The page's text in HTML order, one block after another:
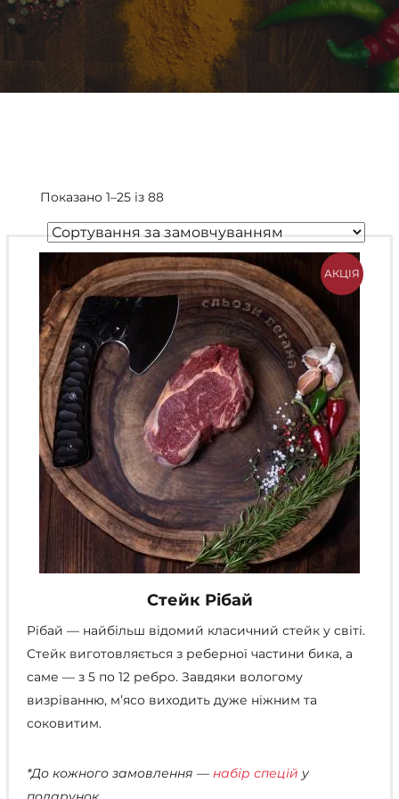
Показано 1–25 із 88
АКЦІЯ
Стейк Рібай
Рібай — найбільш відомий класичний стейк у світі.
Стейк виготовляється з реберної частини бика, а
саме — з 5 по 12 ребро. Завдяки вологому
визріванню, м’ясо виходить дуже ніжним та
соковитим.
*До кожного замовлення — набір спецій у